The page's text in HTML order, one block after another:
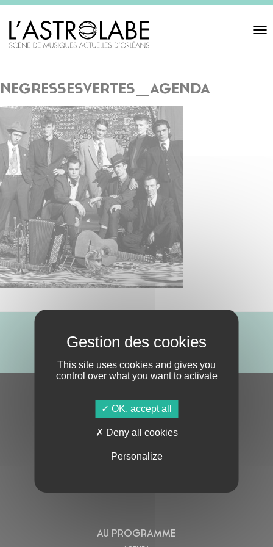
Toggle
negressesvertes_agenda
ABONNE-TOI !
S'ABONNER À LA NEWSLETTER
AU PROGRAMME
This site uses cookies and gives you
control over what you want to activate
OK, accept all
Deny all cookies
Personalize